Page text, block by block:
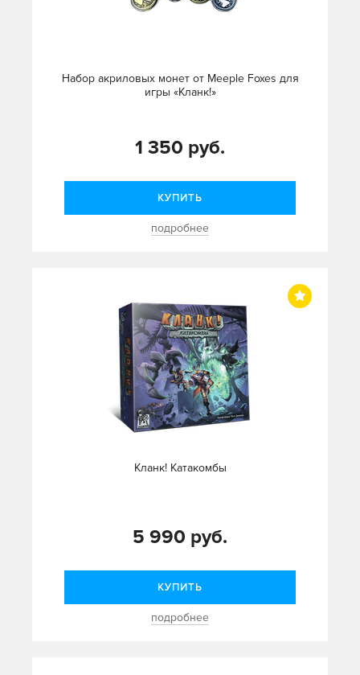
Набор акриловых монет от Meeple Foxes для
игры «Кланк!»
1 350 руб.
КУПИТЬ
подробнее
Кланк! Катакомбы
5 990 руб.
КУПИТЬ
подробнее